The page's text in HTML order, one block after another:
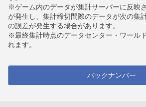
※ゲーム内のデータが集計サーバーに反映
が発生し、集計締切間際のデータが次の集
の誤差が発生する場合があります。
※最終集計時点のデータセンター・ワール
れます。
バックナンバー